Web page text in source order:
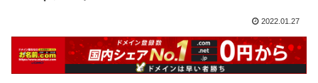
2022.01.27